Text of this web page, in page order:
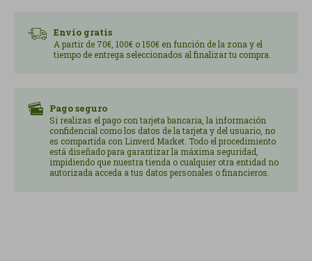
Envío gratis
A partir de 70€, 100€ o 150€ en función de la zona y el
tiempo de entrega seleccionados al finalizar tu compra.
Pago seguro
Si realizas el pago con tarjeta bancaria, la información
confidencial como los datos de la tarjeta y del usuario, no
es compartida con Linverd Market. Todo el procedimiento
está diseñado para garantizar la máxima seguridad,
impidiendo que nuestra tienda o cualquier otra entidad no
autorizada acceda a tus datos personales o financieros.